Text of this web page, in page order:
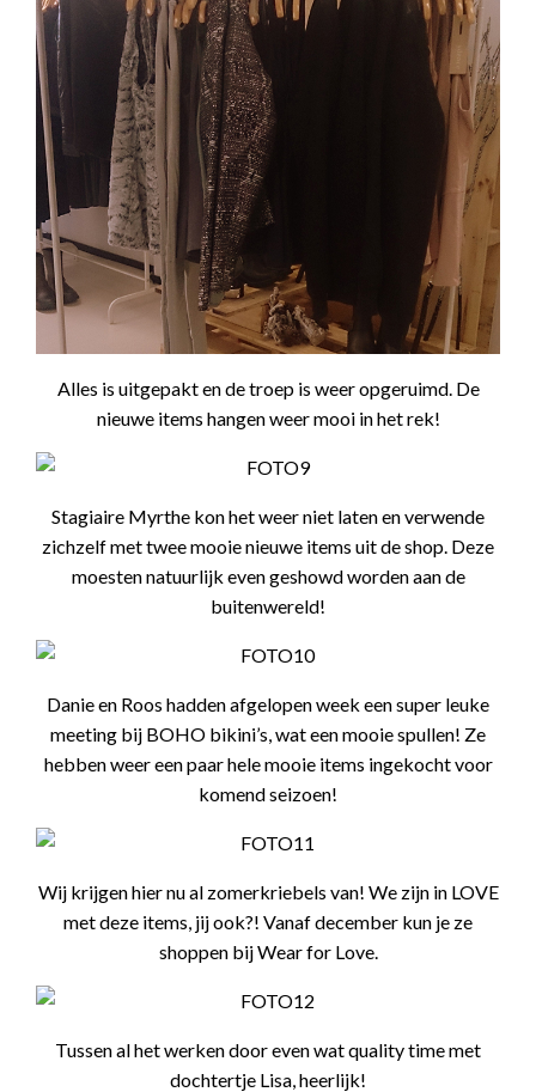
Alles is uitgepakt en de troep is weer opgeruimd. De
nieuwe items hangen weer mooi in het rek!
Stagiaire Myrthe kon het weer niet laten en verwende
zichzelf met twee mooie nieuwe items uit de shop. Deze
moesten natuurlijk even geshowd worden aan de
buitenwereld!
Danie en Roos hadden afgelopen week een super leuke
meeting bij BOHO bikini’s, wat een mooie spullen! Ze
hebben weer een paar hele mooie items ingekocht voor
komend seizoen!
Wij krijgen hier nu al zomerkriebels van! We zijn in LOVE
met deze items, jij ook?! Vanaf december kun je ze
shoppen bij Wear for Love.
Tussen al het werken door even wat quality time met
dochtertje Lisa, heerlijk!